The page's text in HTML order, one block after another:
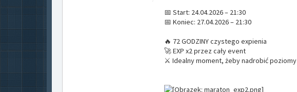
📅 Start: 24.04.2026 – 21:30
📅 Koniec: 27.04.2026 – 21:30
🔥 72 GODZINY czystego expienia
🚀 EXP x2 przez cały event
⚔️ Idealny moment, żeby nadrobić poziomy